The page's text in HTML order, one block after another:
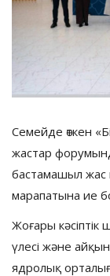
Семейде өткен
жастар
бастамашыл жас
марапатына ие
Жоғары кәсіптік
үлесі және
ядролық